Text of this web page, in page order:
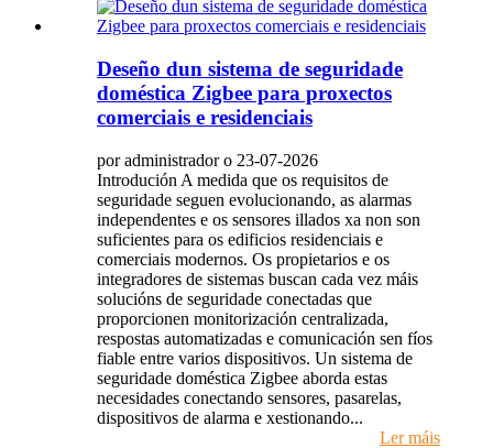
Deseño dun sistema de seguridade
doméstica Zigbee para proxectos
comerciais e residenciais
por administrador o 23-07-2026
Introdución A medida que os requisitos de
seguridade seguen evolucionando, as alarmas
independentes e os sensores illados xa non son
suficientes para os edificios residenciais e
comerciais modernos. Os propietarios e os
integradores de sistemas buscan cada vez máis
solucións de seguridade conectadas que
proporcionen monitorización centralizada,
respostas automatizadas e comunicación sen fíos
fiable entre varios dispositivos. Un sistema de
seguridade doméstica Zigbee aborda estas
necesidades conectando sensores, pasarelas,
dispositivos de alarma e xestionando...
Ler máis